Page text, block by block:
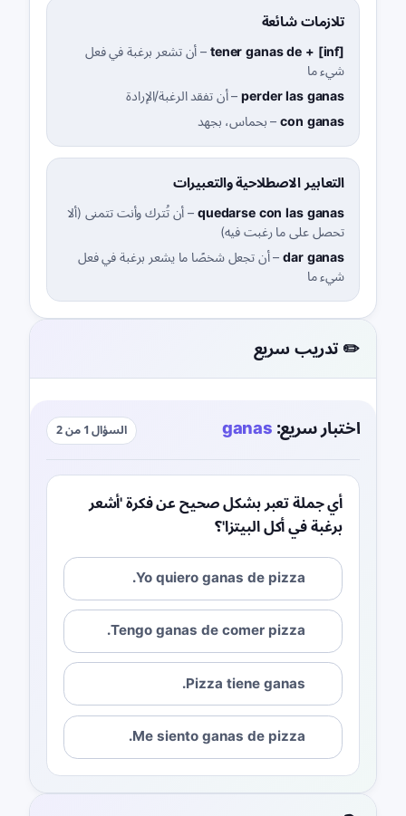
تلازمات شائعة
tener ganas de + [inf]
–أن تشعر برغبة في فعل
شيء ما
perder las ganas
–أن تفقد الرغبة/الإرادة
con ganas
–بحماس، بجهد
التعابير الاصطلاحية والتعبيرات
quedarse con las ganas
–أن تُترك وأنت تتمنى (ألا
تحصل على ما رغبت فيه)
dar ganas
–أن تجعل شخصًا ما يشعر برغبة في فعل
شيء ما
✏️ تدريب سريع
اختبار سريع:ganas السؤال 1 من 2
أي جملة تعبر بشكل صحيح عن فكرة 'أشعر
برغبة في أكل البيتزا'؟
Yo quiero ganas de pizza.
Tengo ganas de comer pizza.
Pizza tiene ganas.
Me siento ganas de pizza.